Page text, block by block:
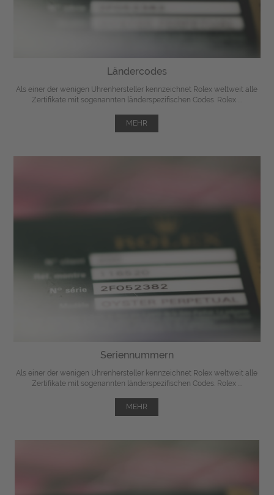
Ländercodes
Als einer der wenigen Uhrenhersteller kennzeichnet Rolex weltweit alle
Zertifikate mit sogenannten länderspezifischen Codes. Rolex ...
MEHR
Seriennummern
Als einer der wenigen Uhrenhersteller kennzeichnet Rolex weltweit alle
Zertifikate mit sogenannten länderspezifischen Codes. Rolex ...
MEHR